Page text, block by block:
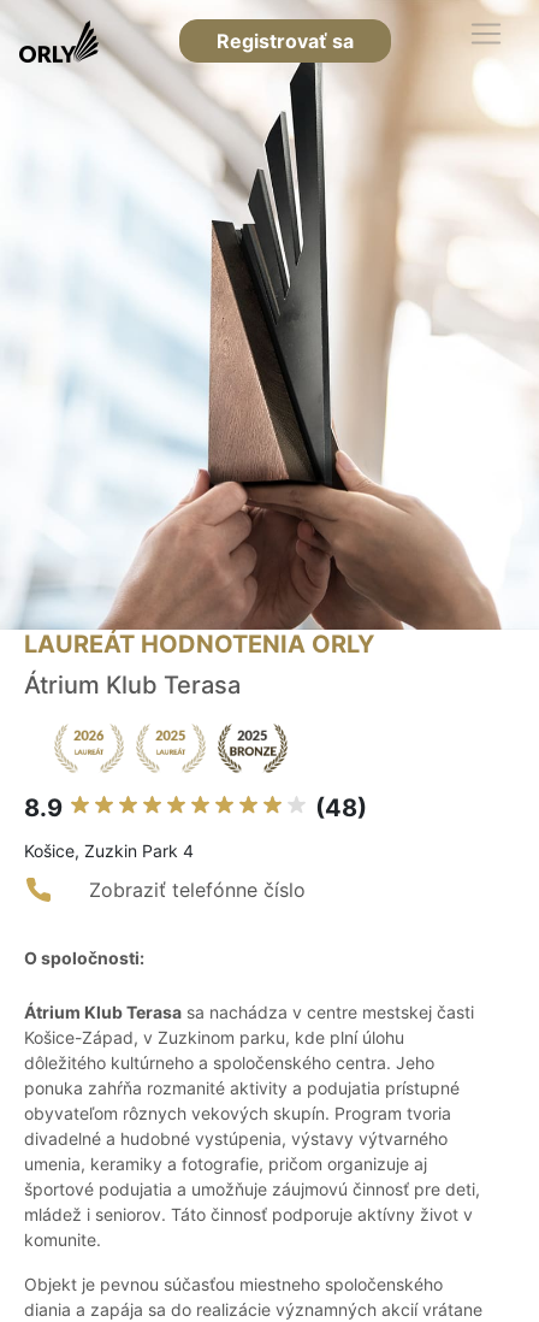
Registrovať sa
LAUREÁT HODNOTENIA ORLY
Átrium Klub Terasa
8.9 (48)
Košice, Zuzkin Park 4
Zobraziť telefónne číslo
O spoločnosti:
Átrium Klub Terasa sa nachádza v centre mestskej časti
Košice-Západ, v Zuzkinom parku, kde plní úlohu
dôležitého kultúrneho a spoločenského centra. Jeho
ponuka zahŕňa rozmanité aktivity a podujatia prístupné
obyvateľom rôznych vekových skupín. Program tvoria
divadelné a hudobné vystúpenia, výstavy výtvarného
umenia, keramiky a fotografie, pričom organizuje aj
športové podujatia a umožňuje záujmovú činnosť pre deti,
mládež i seniorov. Táto činnosť podporuje aktívny život v
komunite.
Objekt je pevnou súčasťou miestneho spoločenského
diania a zapája sa do realizácie významných akcií vrátane